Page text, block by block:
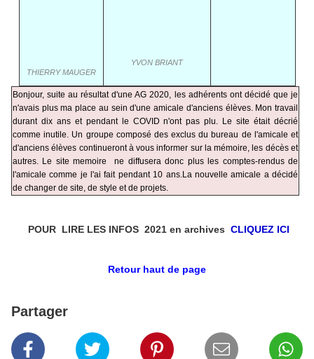
THIERRY MAUGER
YVON BRIANT
Bonjour, suite au résultat d'une AG 2020, les adhérents ont décidé que je
n'avais plus ma place au sein d'une amicale d'anciens élèves. Mon travail
durant dix ans et pendant le COVID n'ont pas plu. Le site était décrié
comme inutile. Un groupe composé des exclus du bureau de l'amicale et
d'anciens élèves continueront à vous informer sur la mémoire, les décès et
autres. Le site memoire ne diffusera donc plus les comptes-rendus de
l'amicale comme je l'ai fait pendant 10 ans.La nouvelle amicale a décidé
de changer de site, de style et de projets.
POUR LIRE LES INFOS 2021 en archives CLIQUEZ ICI
Retour haut de page
Partager